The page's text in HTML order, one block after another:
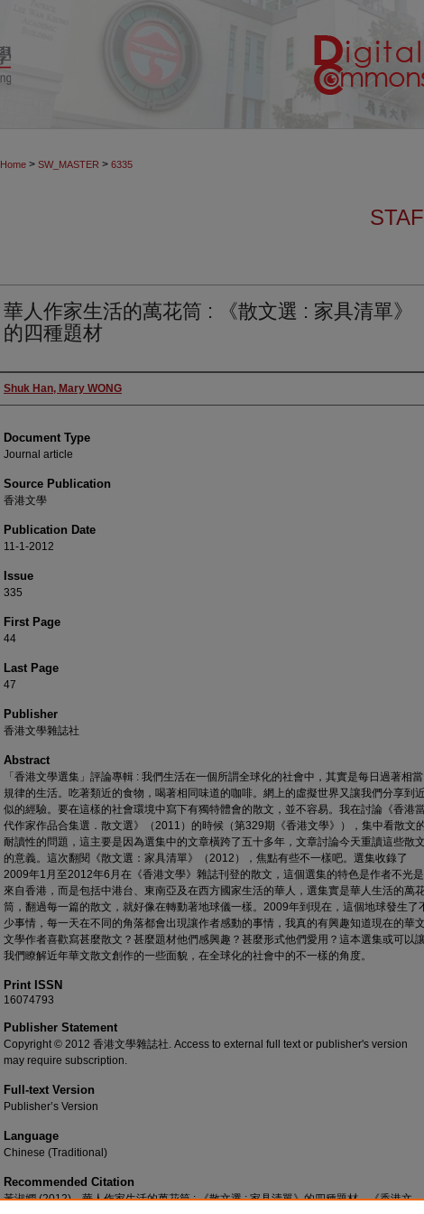
Home > SW_MASTER > 6335
華人作家生活的萬花筒 : 《散文選 : 家具清單》
的四種題材
Authors
Shuk Han, Mary WONG
Document Type
Journal article
Source Publication
香港文學
Publication Date
11-1-2012
Issue
335
First Page
44
Last Page
47
Publisher
香港文學雜誌社
Abstract
「香港文學選集」評論專輯 : 我們生活在一個所謂全球化的社會中，其實是每日過著相當
規律的生活。吃著類近的食物，喝著相同味道的咖啡。網上的虛擬世界又讓我們分享到近
似的經驗。要在這樣的社會環境中寫下有獨特體會的散文，並不容易。我在討論《香港
代作家作品合集選．散文選》（2011）的時候（第329期《香港文學》），集中看散文
耐讀性的問題，這主要是因為選集中的文章橫跨了五十多年，文章討論今天重讀這些散文
的意義。這次翻閱《散文選：家具清單》（2012），焦點有些不一樣吧。選集收錄了
2009年1月至2012年6月在《香港文學》雜誌刊登的散文，這個選集的特色是作者不光是
來自香港，而是包括中港台、東南亞及在西方國家生活的華人，選集實是華人生活的萬
筒，翻過每一篇的散文，就好像在轉動著地球儀一樣。2009年到現在，這個地球發生了
少事情，每一天在不同的角落都會出現讓作者感動的事情，我真的有興趣知道現在的華文
文學作者喜歡寫甚麼散文？甚麼題材他們感興趣？甚麼形式他們愛用？這本選集或可以讓
我們瞭解近年華文散文創作的一些面貌，在全球化的社會中的不一樣的角度。
Print ISSN
16074793
Publisher Statement
Copyright © 2012 香港文學雜誌社. Access to external full text or publisher's version
may require subscription.
Full-text Version
Publisher’s Version
Language
Chinese (Traditional)
Recommended Citation
黃淑嫻 (2012)。華人作家生活的萬花筒 : 《散文選 : 家具清單》的四種題材。《香港文